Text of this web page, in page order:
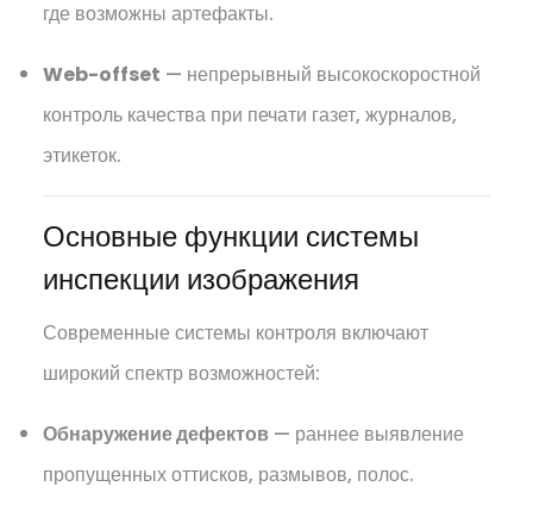
где возможны артефакты.
Web-offset — непрерывный высокоскоростной
контроль качества при печати газет, журналов,
этикеток.
Основные функции системы
инспекции изображения
Современные системы контроля включают
широкий спектр возможностей:
Обнаружение дефектов — раннее выявление
пропущенных оттисков, размывов, полос.